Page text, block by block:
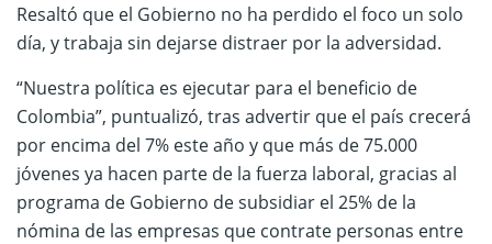
Resaltó que el Gobierno no ha perdido el foco un solo
día, y trabaja sin dejarse distraer por la adversidad.
“Nuestra política es ejecutar para el beneficio de
Colombia”, puntualizó, tras advertir que el país crecerá
por encima del 7% este año y que más de 75.000
jóvenes ya hacen parte de la fuerza laboral, gracias al
programa de Gobierno de subsidiar el 25% de la
nómina de las empresas que contrate personas entre